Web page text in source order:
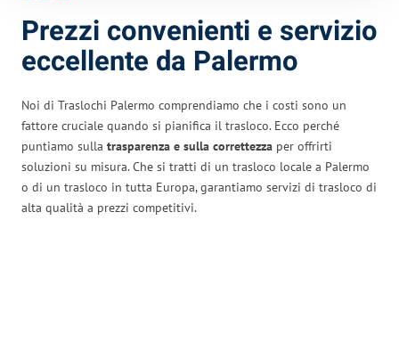
Prezzi convenienti e servizio
eccellente da Palermo
Noi di Traslochi Palermo comprendiamo che i costi sono un
fattore cruciale quando si pianifica il trasloco. Ecco perché
puntiamo sulla trasparenza e sulla correttezza per offrirti
soluzioni su misura. Che si tratti di un trasloco locale a Palermo
o di un trasloco in tutta Europa, garantiamo servizi di trasloco di
alta qualità a prezzi competitivi.